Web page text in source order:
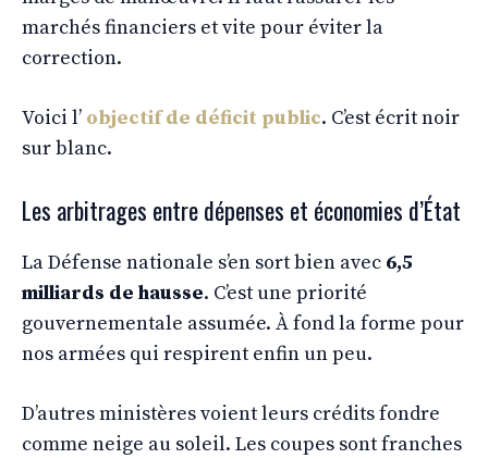
marchés financiers et vite pour éviter la
correction.
Voici l’ objectif de déficit public. C’est écrit noir
sur blanc.
Les arbitrages entre dépenses et économies d’État
La Défense nationale s’en sort bien avec 6,5
milliards de hausse. C’est une priorité
gouvernementale assumée. À fond la forme pour
nos armées qui respirent enfin un peu.
D’autres ministères voient leurs crédits fondre
comme neige au soleil. Les coupes sont franches